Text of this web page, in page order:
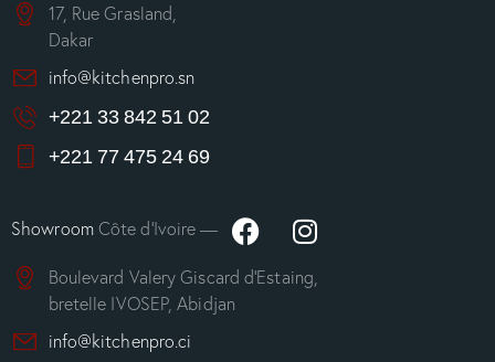
17, Rue Grasland,
Dakar
info@kitchenpro.sn
+221 33 842 51 02
+221 77 475 24 69
ShowroomCôte d’Ivoire —
Boulevard Valery Giscard d’Estaing,
bretelle IVOSEP, Abidjan
info@kitchenpro.ci